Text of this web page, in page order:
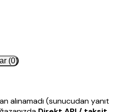
(0)
alınamadı (sunucudan yanıt